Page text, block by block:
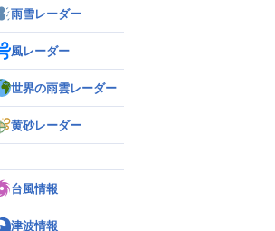
雨雪レーダー
風レーダー
世界の雨雲レーダー
黄砂レーダー
台風情報
津波情報